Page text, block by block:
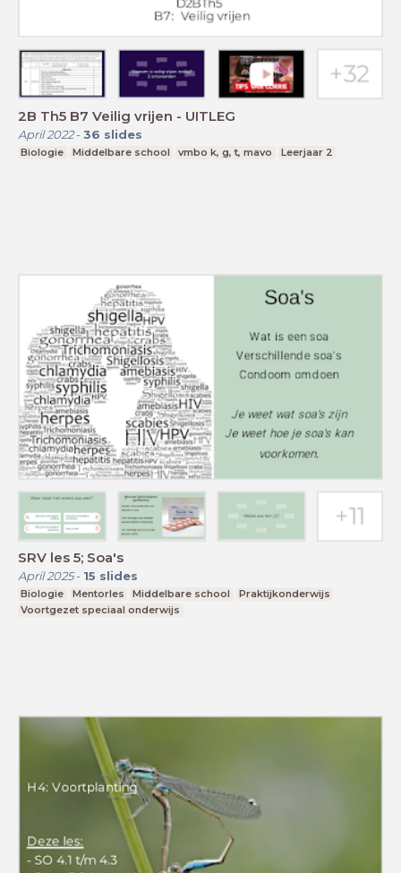
2B Th5 B7 Veilig vrijen - UITLEG
April 2022- 36 slides
Biologie Middelbare school vmbo k, g, t, mavo Leerjaar 2
SRV les 5; Soa's
April 2025- 15 slides
Biologie Mentorles Middelbare school
Praktijkonderwijs
Voortgezet speciaal onderwijs